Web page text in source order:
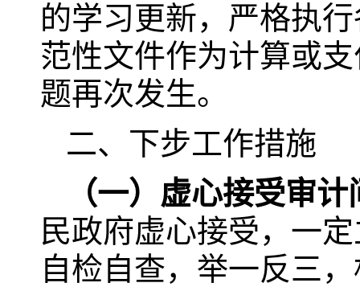
的学习更新，严格执
范性文件作为计算或
题再次发生。
二、下步工作措施
（一）虚心接受审
民政府虚心接受，一
自检自查，举一反三